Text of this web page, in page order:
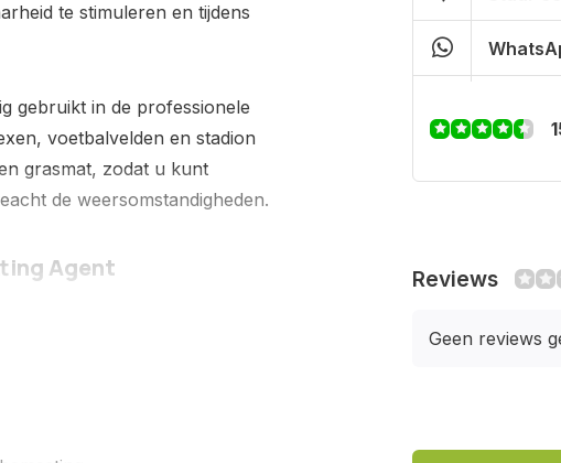
te stimuleren en tijdens
gebruikt in de professionele
voetbalvelden en stadion
grasmat, zodat u kunt
de weersomstandigheden.
Agent Reviews
Geen reviews